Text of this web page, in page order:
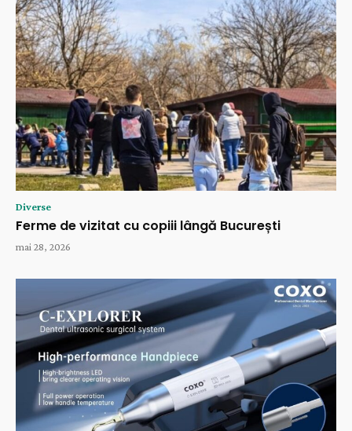
Diverse
Ferme de vizitat cu copiii lângă București
mai 28, 2026